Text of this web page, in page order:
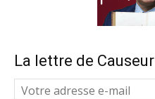
La lettre de Causeur